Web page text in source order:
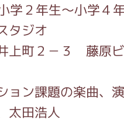
２年生〜小学４
タジオ
上町２－３ 藤原
ョン課題の楽曲、
太田浩人
家庭科部